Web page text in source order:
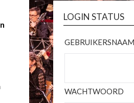
LOGIN STATUS
WACHTWOORD